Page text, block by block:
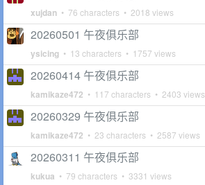
xujdan • 76 characters • 2018 views
20260501 午夜俱乐部
ysicing • 13 characters • 1757 views
20260414 午夜俱乐部
kamikaze472 • 117 characters • 2403 views
20260329 午夜俱乐部
kamikaze472 • 23 characters • 2587 views
20260311 午夜俱乐部
kukua • 79 characters • 3331 views